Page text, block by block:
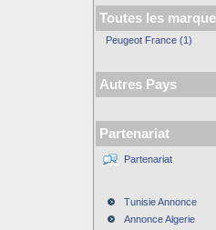
Toutes les
Peugeot France (1)
Autres Pays
Partenariat
Partenariat
Tunisie Annonce
Annonce Algerie